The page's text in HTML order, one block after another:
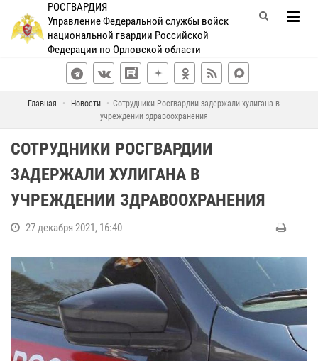
РОСГВАРДИЯ
Управление Федеральной службы войск
национальной гвардии Российской
Федерации по Орловской области
Главная Новости
Сотрудники Росгвардии задержали хулигана в
учреждении здравоохранения
СОТРУДНИКИ РОСГВАРДИИ
ЗАДЕРЖАЛИ ХУЛИГАНА В
УЧРЕЖДЕНИИ ЗДРАВООХРАНЕНИЯ
27 декабря 2021, 16:40